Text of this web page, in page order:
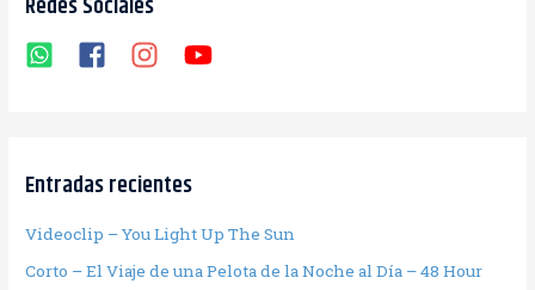
Redes Sociales
Entradas recientes
Videoclip – You Light Up The Sun
Corto – El Viaje de una Pelota de la Noche al Día – 48 Hour